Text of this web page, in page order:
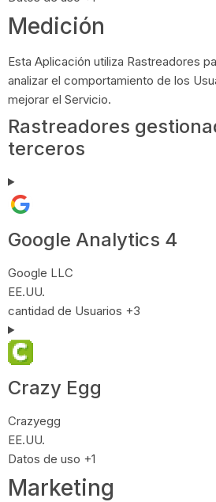
Medición
Esta Aplicación utiliza Rastreadores
analizar el comportamiento de los
mejorar el Servicio.
Rastreadores
terceros
Google Analytics 4
Empresa:
Google LLC
Lugar de tratamiento:
EE.UU.
Datos Personales tratados:
cantidad de Usuarios +3
Crazy Egg
Empresa:
Crazyegg
Lugar de tratamiento:
EE.UU.
Datos Personales tratados:
Datos de uso +1
Marketing